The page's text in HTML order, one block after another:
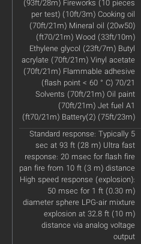
(93ft/28m) Fireworks (10 pieces
per test) (10ft/3m) Cooking oil
(70ft/21m) Mineral oil (20w50)
(ft70/21m) Wood (33ft/10m)
Ethylene glycol (23ft/7m) Butyl
acrylate (70ft/21m) Vinyl acetate
(70ft/21m) Flammable adhesive
(flash point < 60 ° C) 70/21
Solvents (70ft/21m) Oil paint
(70ft/21m) Jet fuel A1
(ft70/21m) Battery(2) (75ft/23m)
Standard response: Typically 5
sec at 93 ft (28 m) Ultra fast
response: 20 msec for flash fire
pan fire from 10 ft (3 m) distance
High speed response (explosion):
50 msec for 1 ft (0.30 m)
diameter sphere LPG-air mixture
explosion at 32.8 ft (10 m)
distance via analog voltage
output